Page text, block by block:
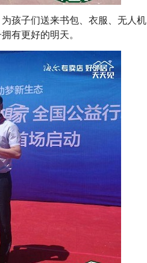
孩子们送来书包、衣服、无人机
有更好的明天。